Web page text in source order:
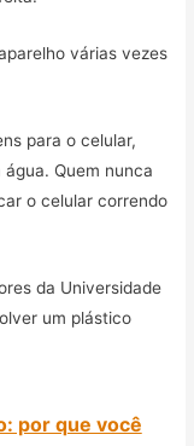
várias vezes
para o celular,
Quem nunca
o celular correndo
da Universidade
um plástico
por que você